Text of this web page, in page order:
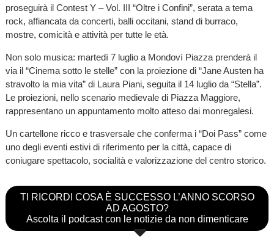
proseguirà il Contest Y – Vol. III “Oltre i Confini”, serata a tema
rock, affiancata da concerti, balli occitani, stand di burraco,
mostre, comicità e attività per tutte le età.
Non solo musica: martedì 7 luglio a Mondovì Piazza prenderà il
via il “Cinema sotto le stelle” con la proiezione di “Jane Austen ha
stravolto la mia vita” di Laura Piani, seguita il 14 luglio da “Stella”.
Le proiezioni, nello scenario medievale di Piazza Maggiore,
rappresentano un appuntamento molto atteso dai monregalesi.
Un cartellone ricco e trasversale che conferma i “Doi Pass” come
uno degli eventi estivi di riferimento per la città, capace di
coniugare spettacolo, socialità e valorizzazione del centro storico.
TI RICORDI COSA È SUCCESSO L’ANNO SCORSO
AD AGOSTO?
Ascolta il podcast con le notizie da non dimenticare